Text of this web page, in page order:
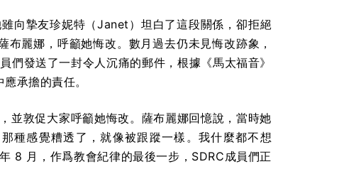
向摯友珍妮特（Janet）坦白了這段關係，卻拒絕
麗娜，呼籲她悔改。數月過去仍未見悔改跡象，
發送了一封令人沉痛的郵件，根據《馬太福音》
承擔的責任。
並敦促大家呼籲她悔改。薩布麗娜回憶說，當時她
種感覺糟透了，就像被跟蹤一樣。我什麼都不想
8 月，作爲教會紀律的最後一步，SDRC成員們正